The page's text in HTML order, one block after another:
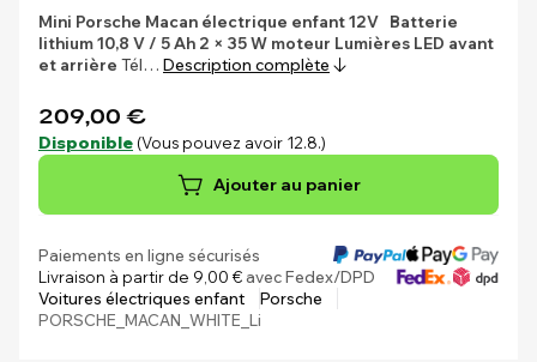
Mini Porsche Macan électrique enfant 12V
Batterie
lithium 10,8 V / 5 Ah 2 × 35 W moteur Lumières LED avant
et arrière Tél… Description complète
209,00 €
Disponible (Vous pouvez avoir 12.8.)
Ajouter au panier
Paiements en ligne sécurisés
Livraison à partir de 9,00 €avec Fedex/DPD
Voitures électriques enfant
Porsche
PORSCHE_MACAN_WHITE_Li